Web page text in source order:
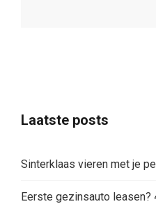
Laatste posts
Sinterklaas vieren met je
Eerste gezinsauto